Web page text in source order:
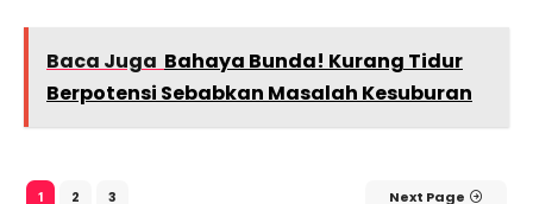
Baca Juga Bahaya Bunda! Kurang Tidur
Berpotensi Sebabkan Masalah Kesuburan
1 2 3 Next Page